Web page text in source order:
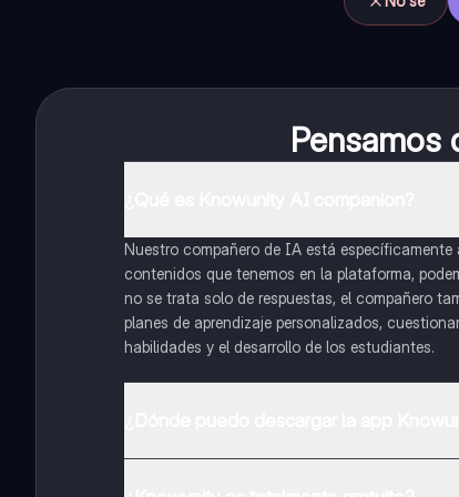
Pensamos
Nuestro compañero de IA está
contenidos que tenemos en la plataforma,
no se trata solo de respuestas, el compañero
planes de aprendizaje personalizados,
habilidades y el desarrollo de los estudiantes.